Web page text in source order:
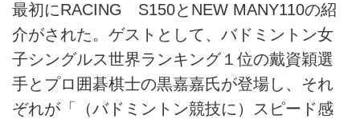
最初にRACING S150とNEW MANY110の紹
介がされた。ゲストとして、バドミントン女
子シングルス世界ランキング１位の戴資穎選
手とプロ囲碁棋士の黒嘉嘉氏が登場し、それ
ぞれが「（バドミントン競技に）スピード感